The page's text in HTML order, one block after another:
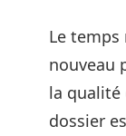
Le
nouveau
la qualité
dossier